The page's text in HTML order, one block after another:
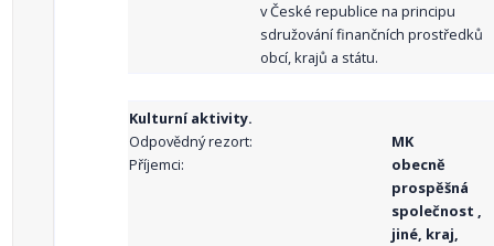
v České republice na principu
sdružování finančních prostředků
obcí, krajů a státu.
Kulturní aktivity.
Odpovědný rezort:
MK
Příjemci:
obecně
prospěšná
společnost ,
jiné, kraj,